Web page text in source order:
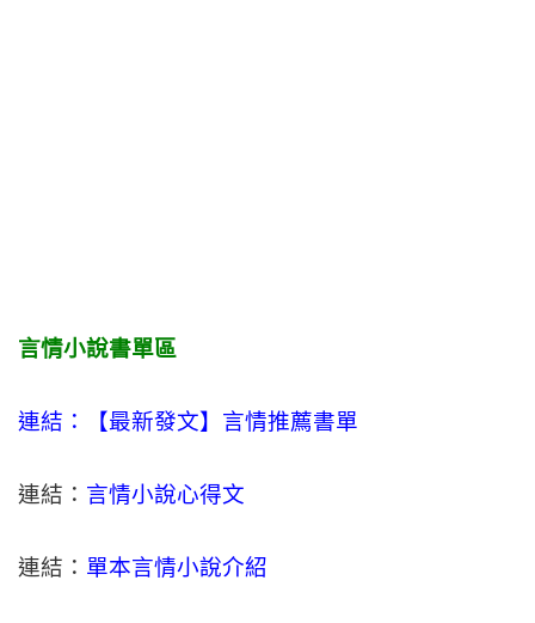
言情小說書單區
連結：【最新發文】 言情推薦書單
連結： 言情小說心得文
連結： 單本言情小說介紹